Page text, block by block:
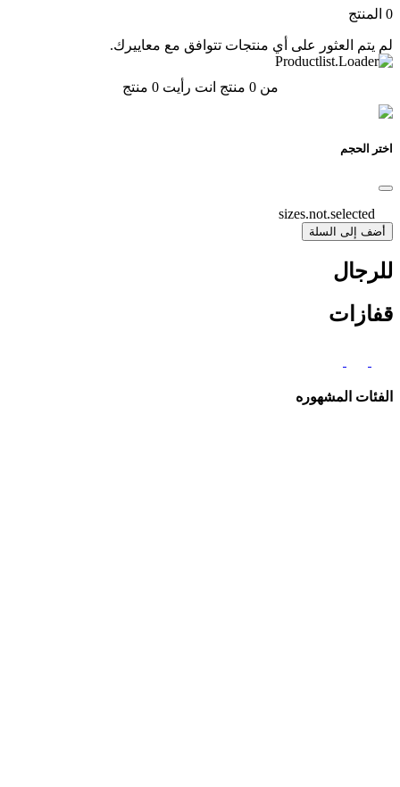
0 المنتج
لم يتم العثور على أي منتجات تتوافق مع معاييرك.
من 0 منتج انت رأيت 0 منتج
اختر الحجم
sizes.not.selected
أضف إلى السلة
للرجال
قفازات
الفئات المشهوره